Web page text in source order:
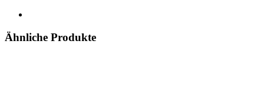
Ähnliche Produkte